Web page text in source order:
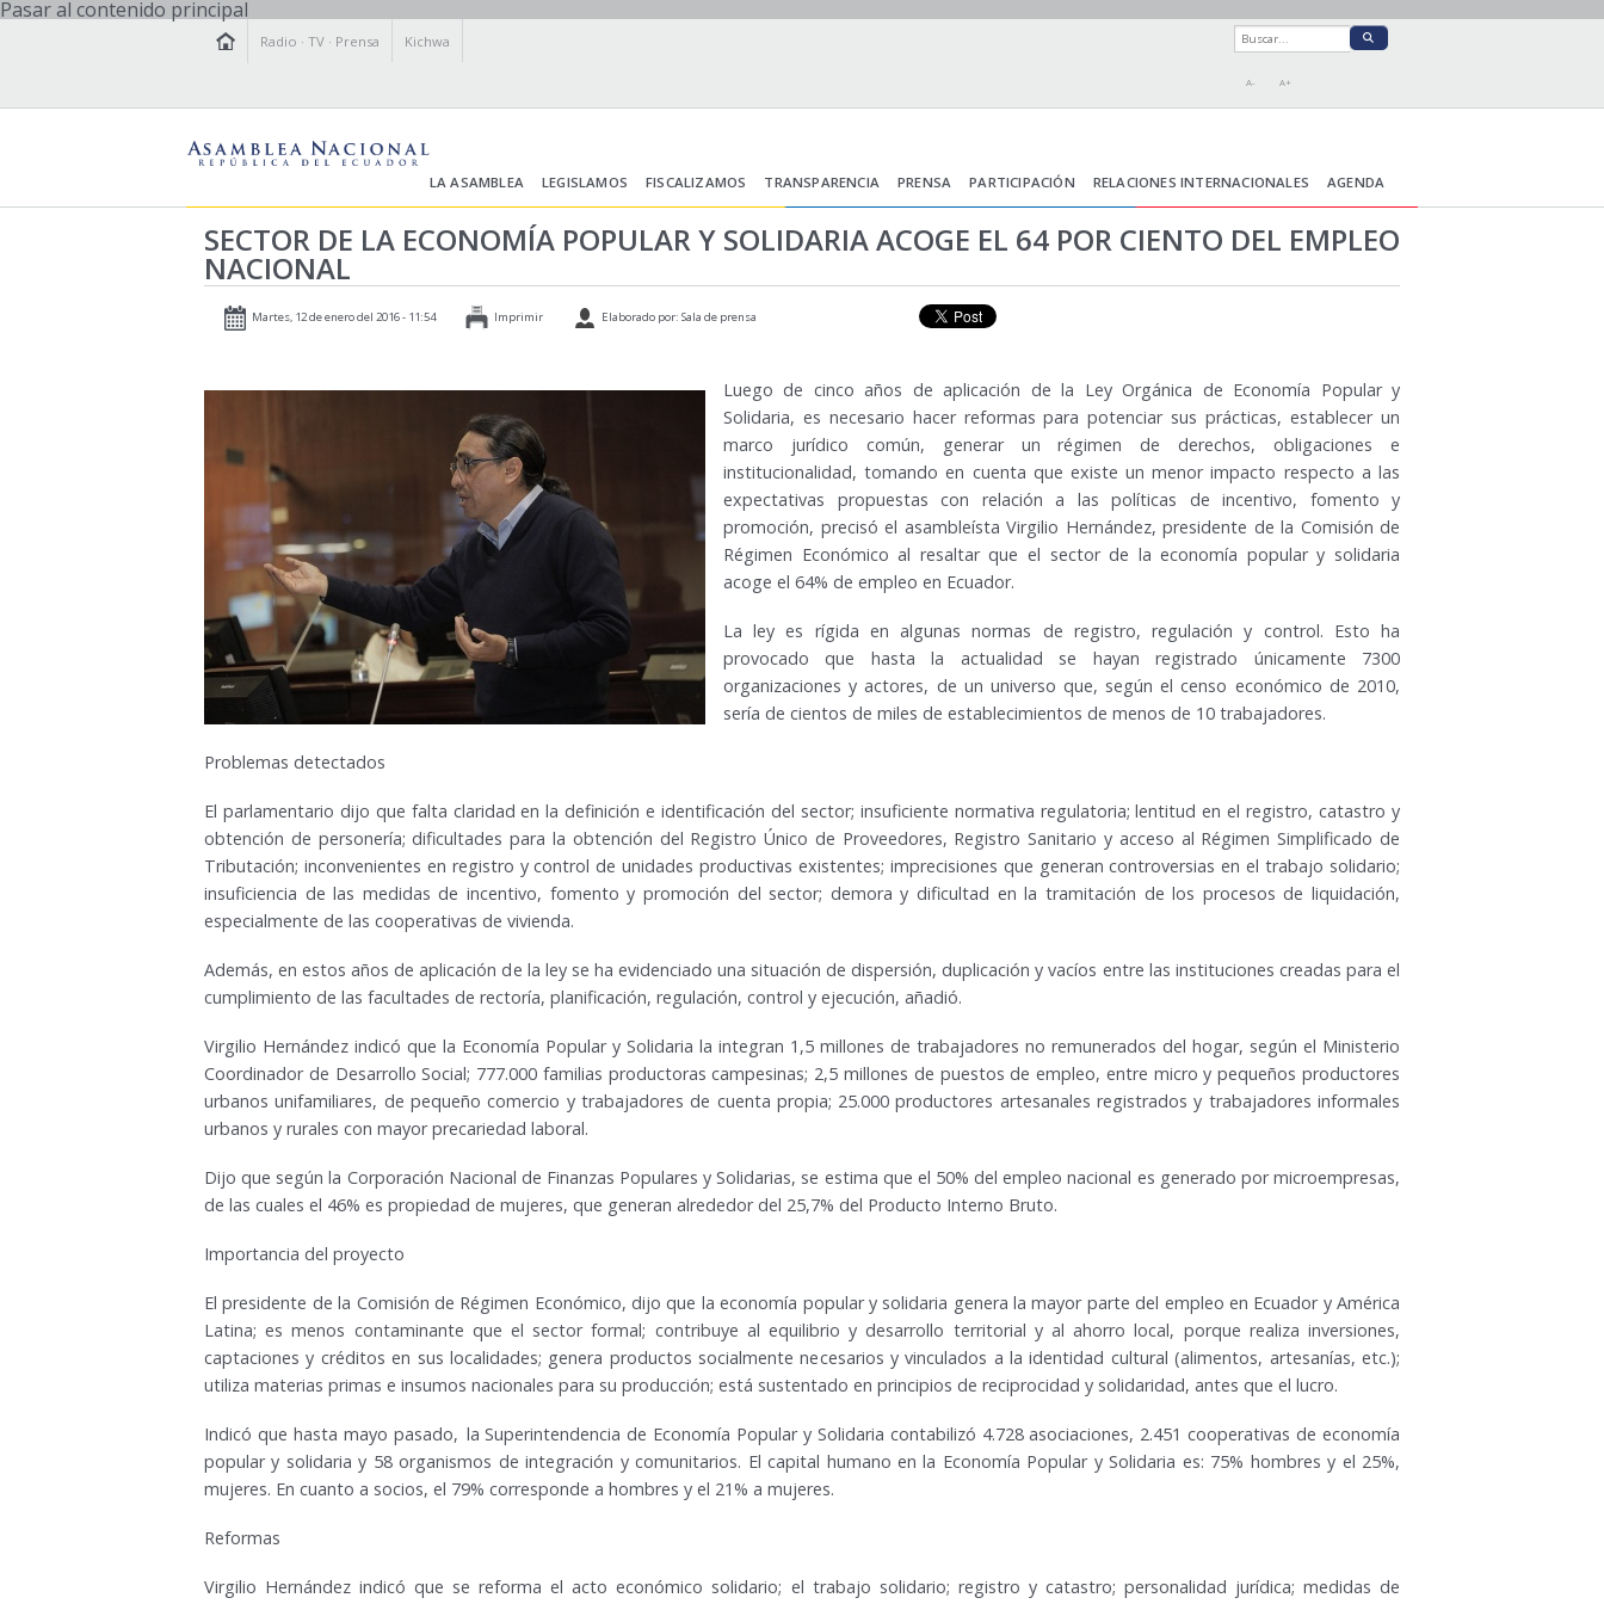
Pasar al contenido principal
Radio ·TV · Prensa Kichwa
A- A+
LA ASAMBLEA LEGISLAMOS FISCALIZAMOS TRANSPARENCIA PRENSA PARTICIPACIÓN RELACIONES INTERNACIONALES AGENDA
SECTOR DE LA ECONOMÍA POPULAR Y SOLIDARIA ACOGE EL 64 POR CIENTO DEL EMPLEO
NACIONAL
Martes, 12 de enero del 2016 - 11:54 Imprimir Elaborado por: Sala de prensa
Luego de cinco años de aplicación de la Ley Orgánica de Economía Popular y
Solidaria, es necesario hacer reformas para potenciar sus prácticas, establecer un
marco jurídico común, generar un régimen de derechos, obligaciones e
institucionalidad, tomando en cuenta que existe un menor impacto respecto a las
expectativas propuestas con relación a las políticas de incentivo, fomento y
promoción, precisó el asambleísta Virgilio Hernández, presidente de la Comisión de
Régimen Económico al resaltar que el sector de la economía popular y solidaria
acoge el 64% de empleo en Ecuador.
La ley es rígida en algunas normas de registro, regulación y control. Esto ha
provocado que hasta la actualidad se hayan registrado únicamente 7300
organizaciones y actores, de un universo que, según el censo económico de 2010,
sería de cientos de miles de establecimientos de menos de 10 trabajadores.
Problemas detectados
El parlamentario dijo que falta claridad en la definición e identificación del sector; insuficiente normativa regulatoria; lentitud en el registro, catastro y
obtención de personería; dificultades para la obtención del Registro Único de Proveedores, Registro Sanitario y acceso al Régimen Simplificado de
Tributación; inconvenientes en registro y control de unidades productivas existentes; imprecisiones que generan controversias en el trabajo solidario;
insuficiencia de las medidas de incentivo, fomento y promoción del sector; demora y dificultad en la tramitación de los procesos de liquidación,
especialmente de las cooperativas de vivienda.
Además, en estos años de aplicación de la ley se ha evidenciado una situación de dispersión, duplicación y vacíos entre las instituciones creadas para el
cumplimiento de las facultades de rectoría, planificación, regulación, control y ejecución, añadió.
Virgilio Hernández indicó que la Economía Popular y Solidaria la integran 1,5 millones de trabajadores no remunerados del hogar, según el Ministerio
Coordinador de Desarrollo Social; 777.000 familias productoras campesinas; 2,5 millones de puestos de empleo, entre micro y pequeños productores
urbanos unifamiliares, de pequeño comercio y trabajadores de cuenta propia; 25.000 productores artesanales registrados y trabajadores informales
urbanos y rurales con mayor precariedad laboral.
Dijo que según la Corporación Nacional de Finanzas Populares y Solidarias, se estima que el 50% del empleo nacional es generado por microempresas,
de las cuales el 46% es propiedad de mujeres, que generan alrededor del 25,7% del Producto Interno Bruto.
Importancia del proyecto
El presidente de la Comisión de Régimen Económico, dijo que la economía popular y solidaria genera la mayor parte del empleo en Ecuador y América
Latina; es menos contaminante que el sector formal; contribuye al equilibrio y desarrollo territorial y al ahorro local, porque realiza inversiones,
captaciones y créditos en sus localidades; genera productos socialmente necesarios y vinculados a la identidad cultural (alimentos, artesanías, etc.);
utiliza materias primas e insumos nacionales para su producción; está sustentado en principios de reciprocidad y solidaridad, antes que el lucro.
Indicó que hasta mayo pasado, la Superintendencia de Economía Popular y Solidaria contabilizó 4.728 asociaciones, 2.451 cooperativas de economía
popular y solidaria y 58 organismos de integración y comunitarios. El capital humano en la Economía Popular y Solidaria es: 75% hombres y el 25%,
mujeres. En cuanto a socios, el 79% corresponde a hombres y el 21% a mujeres.
Reformas
Virgilio Hernández indicó que se reforma el acto económico solidario; el trabajo solidario; registro y catastro; personalidad jurídica; medidas de